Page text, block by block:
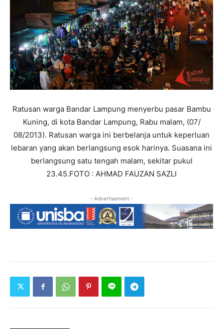
Ratusan warga Bandar Lampung menyerbu pasar Bambu
Kuning, di kota Bandar Lampung, Rabu malam, (07/
08/2013). Ratusan warga ini berbelanja untuk keperluan
lebaran yang akan berlangsung esok harinya. Suasana ini
berlangsung satu tengah malam, sekitar pukul
23.45.FOTO : AHMAD FAUZAN SAZLI
- Advertisement -